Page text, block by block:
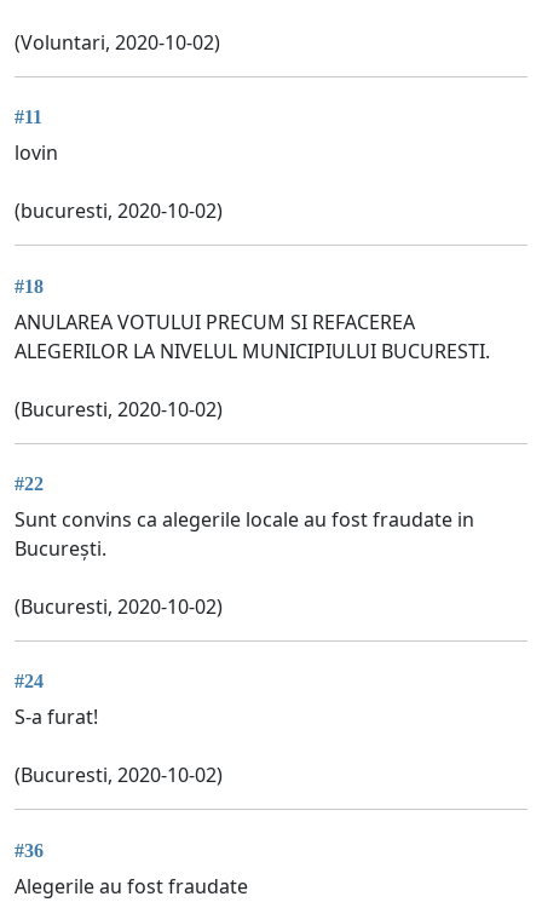
(Voluntari, 2020-10-02)
#11
lovin
(bucuresti, 2020-10-02)
#18
ANULAREA VOTULUI PRECUM SI REFACEREA
ALEGERILOR LA NIVELUL MUNICIPIULUI BUCURESTI.
(Bucuresti, 2020-10-02)
#22
Sunt convins ca alegerile locale au fost fraudate in
București.
(Bucuresti, 2020-10-02)
#24
S-a furat!
(Bucuresti, 2020-10-02)
#36
Alegerile au fost fraudate